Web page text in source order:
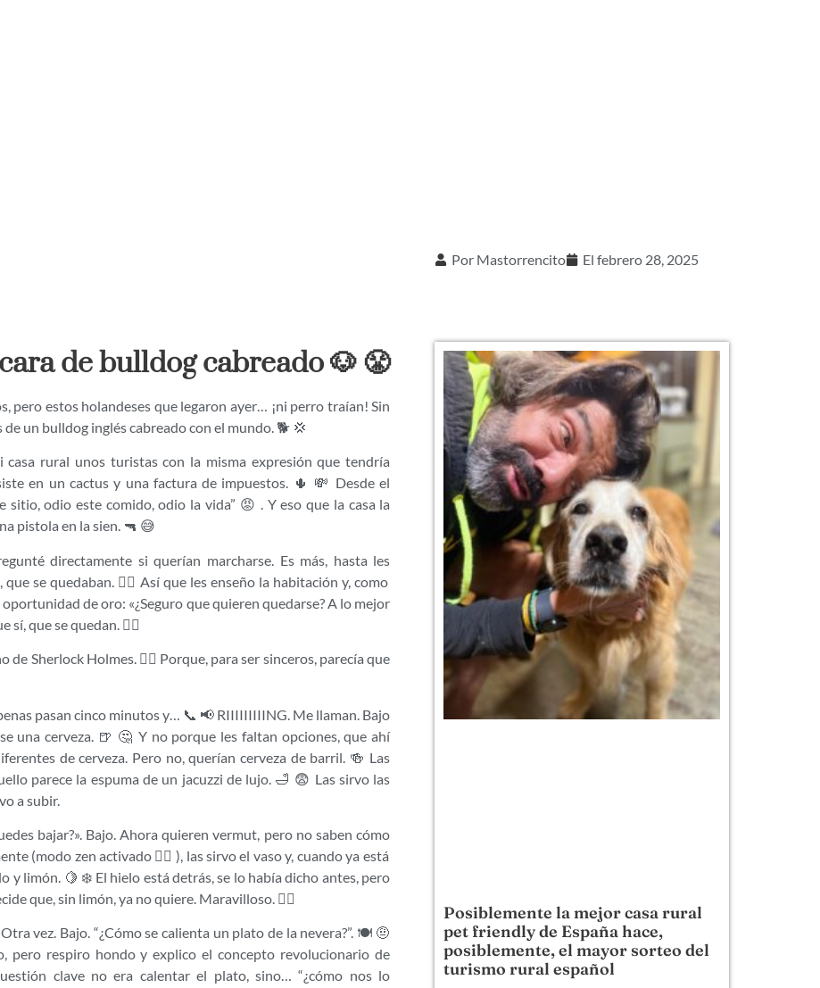
Por Mastorrencito El febrero 28, 2025
de bulldog cabreado 🐶 😤
pero estos holandeses que legaron ayer… ¡ni perro traían! Sin
un bulldog inglés cabreado con el mundo. 🐕 💢
casa rural unos turistas con la misma expresión que tendría
en un cactus y una factura de impuestos. 🌵 💸 Desde el
sitio, odio este comido, odio la vida” 😡 . Y eso que la casa la
pistola en la sien. 🔫 😅
directamente si querían marcharse. Es más, hasta les
se quedaban. 🤷‍♂️ Así que les enseño la habitación y, como
de oro: «¿Seguro que quieren quedarse? A lo mejor
sí, que se quedan. 🤦‍♂️
de Sherlock Holmes. 🕵️‍♂️ Porque, para ser sinceros, parecía que
pasan cinco minutos y… 📞 📢 RIIIIIIIIING. Me llaman. Bajo
una cerveza. 🍺 🤔 Y no porque les faltan opciones, que ahí
de cerveza. Pero no, querían cerveza de barril. 🍻 Las
parece la espuma de un jacuzzi de lujo. 🛁 😨 Las sirvo las
a subir.
bajar?». Bajo. Ahora quieren vermut, pero no saben cómo
(modo zen activado 🧘‍♂️ ), ​​las sirvo el vaso y, cuando ya está
y limón. 🍋 ❄️ El hielo está detrás, se lo había dicho antes, pero
que, sin limón, ya no quiere. Maravilloso. 🤦‍♂️
vez. Bajo. “¿Cómo se calienta un plato de la nevera?”. 🍽️ 🤨
pero respiro hondo y explico el concepto revolucionario de
clave no era calentar el plato, sino… “¿cómo nos lo
Posiblemente la mejor casa rural
pet friendly de España hace,
posiblemente, el mayor sorteo del
turismo rural español